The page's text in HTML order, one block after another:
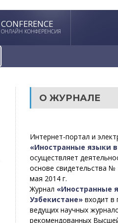
CONFERENCE
ОНЛАЙН КОНФЕРЕНСИЯ
О ЖУРНАЛЕ
Интернет-портал и
«Иностранные языки
осуществляет
основе свидетельства
мая 2014 г.
Журнал «Иностранные
Узбекистане»входит в
ведущих научных
рекомендованных